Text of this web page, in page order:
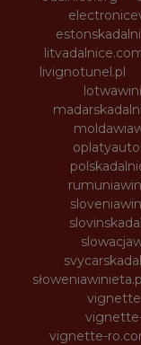
livignotunel.pl
vignette-